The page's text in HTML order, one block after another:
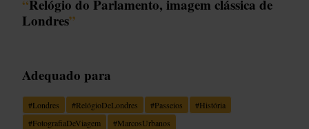
“Relógio do Parlamento, imagem clássica de
Londres”
Adequado para
#Londres #RelógioDeLondres #Passeios #História
#FotografiaDeViagem #MarcosUrbanos